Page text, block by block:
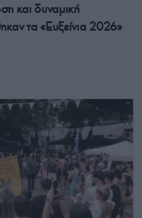
και δυναμική
τα «Ευξείνια 2026»